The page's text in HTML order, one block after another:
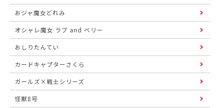
おジャ魔女どれみ
オシャレ魔女 ラブ and ベリー
おしりたんてい
カードキャプターさくら
ガールズ×戦士シリーズ
怪獣8号